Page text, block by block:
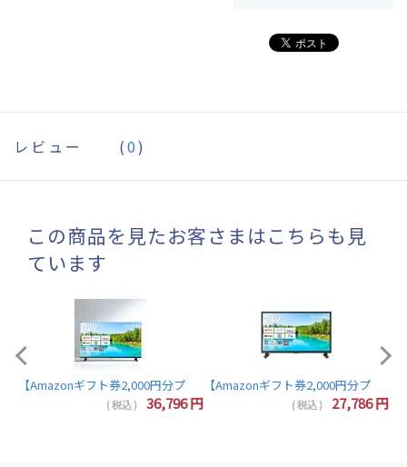
レビュー (0)
この商品を見たお客さまはこちらも見
ています
【Amazonギフト券2,000円分プレゼント】東芝 レグザ テレビ 32インチ
( 税込 ) 36,796円 ( 税込 ) 27,786円